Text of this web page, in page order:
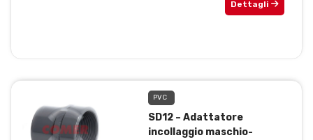
Dettagli
PVC
SD12 – Adattatore
incollaggio maschio-